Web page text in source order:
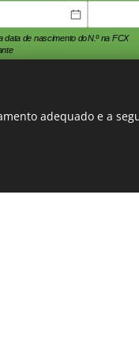
data de nascimento doN.º na FCX
adequado e a